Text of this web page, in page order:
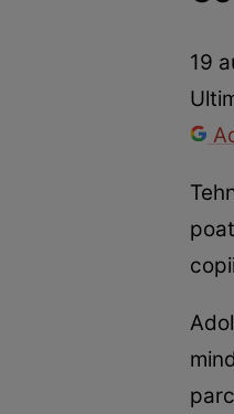
Prevenție și tratament
19